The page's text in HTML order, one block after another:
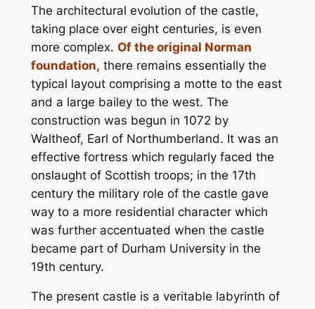
The architectural evolution of the castle,
taking place over eight centuries, is even
more complex. Of the original Norman
foundation, there remains essentially the
typical layout comprising a motte to the east
and a large bailey to the west. The
construction was begun in 1072 by
Waltheof, Earl of Northumberland. It was an
effective fortress which regularly faced the
onslaught of Scottish troops; in the 17th
century the military role of the castle gave
way to a more residential character which
was further accentuated when the castle
became part of Durham University in the
19th century.
The present castle is a veritable labyrinth of